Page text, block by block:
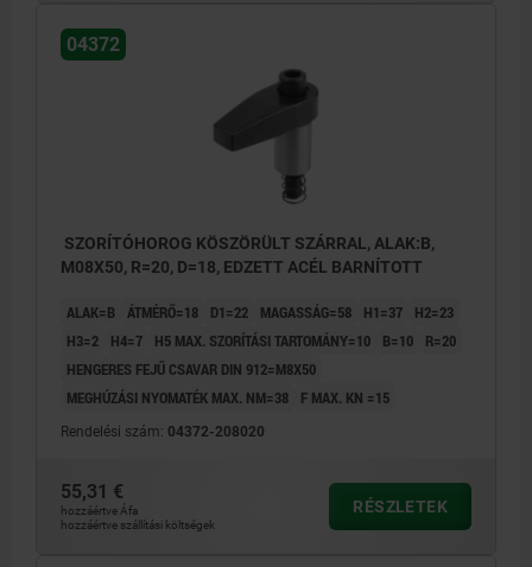
04372
SZORÍTÓHOROG KÖSZÖRÜLT SZÁRRAL, ALAK:B,
M08X50, R=20, D=18, EDZETT ACÉL BARNÍTOTT
ALAK=B ÁTMÉRŐ=18 D1=22 MAGASSÁG=58 H1=37
H2=23
H3=2
H4=7 H5 MAX. SZORÍTÁSI TARTOMÁNY=10 B=10
R=20
HENGERES FEJŰ CSAVAR DIN 912=M8X50
MEGHÚZÁSI NYOMATÉK MAX. NM=38
F MAX. KN =15
Rendelési szám: 04372-208020
55,31 €
hozzáértve Áfa
hozzáértve szállítási költségek
RÉSZLETEK